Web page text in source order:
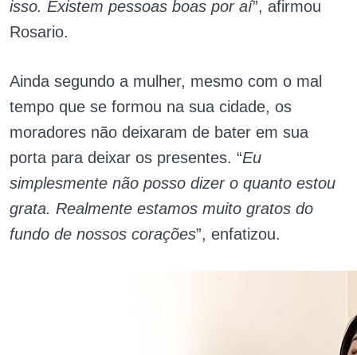
isso. Existem pessoas boas por aí”, afirmou
Rosario.
Ainda segundo a mulher, mesmo com o mal
tempo que se formou na sua cidade, os
moradores não deixaram de bater em sua
porta para deixar os presentes. “Eu
simplesmente não posso dizer o quanto estou
grata. Realmente estamos muito gratos do
fundo de nossos corações”, enfatizou.